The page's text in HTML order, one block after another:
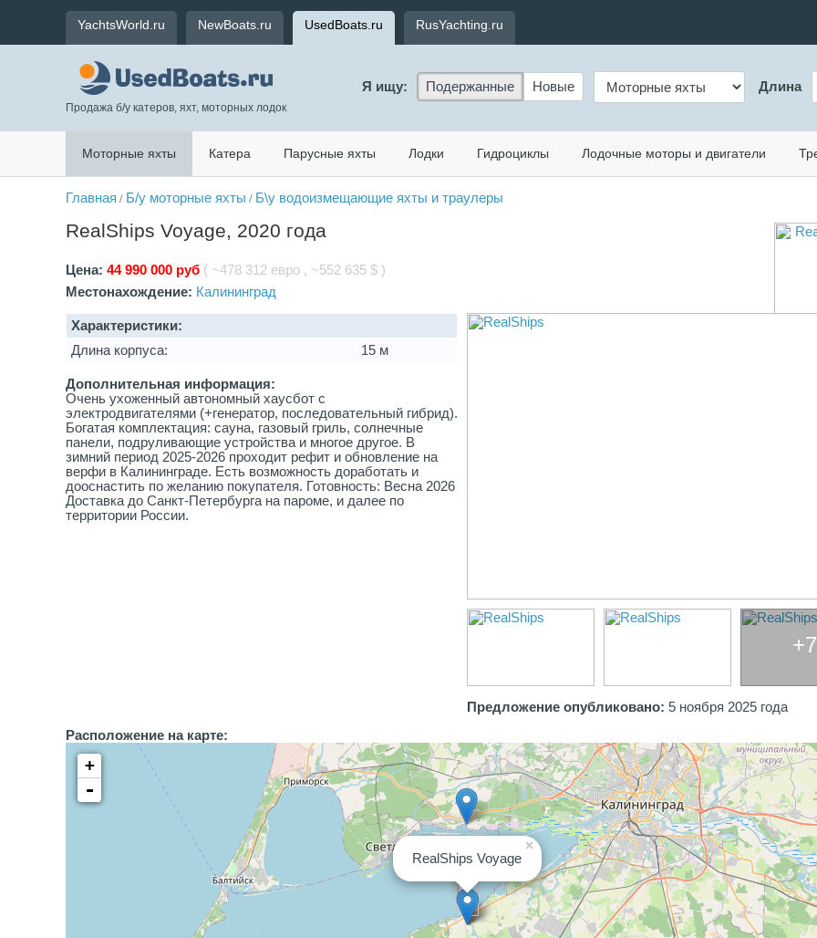
YachtsWorld.ru NewBoats.ru UsedBoats.ru RusYachting.ru
Продажа б/у катеров, яхт, моторных лодок
Я ищу: Подержанные Новые Длина
Моторные яхты Катера Парусные яхты Лодки Гидроциклы Лодочные моторы и двигатели
Главная / Б/у моторные яхты / Б\у водоизмещающие яхты и траулеры
RealShips Voyage, 2020 года
Цена: 44 990 000 руб ( ~478 312 евро , ~552 635 $ )
Местонахождение: Калининград
Характеристики:
Длина корпуса:
15 м
Дополнительная информация:
Очень ухоженный автономный хаусбот с
электродвигателями (+генератор, последовательный гибрид).
Богатая комплектация: сауна, газовый гриль, солнечные
панели, подруливающие устройства и многое другое. В
зимний период 2025-2026 проходит рефит и обновление на
верфи в Калининграде. Есть возможность доработать и
дооснастить по желанию покупателя. Готовность: Весна 2026
Доставка до Санкт-Петербурга на пароме, и далее по
территории России.
+7
Предложение опубликовано: 5 ноября 2025 года
Расположение на карте:
×
RealShips Voyage
+
-